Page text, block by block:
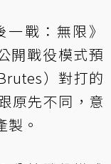
戰：無限》
開戰役模式預
）對打的
原先不同，意
製。